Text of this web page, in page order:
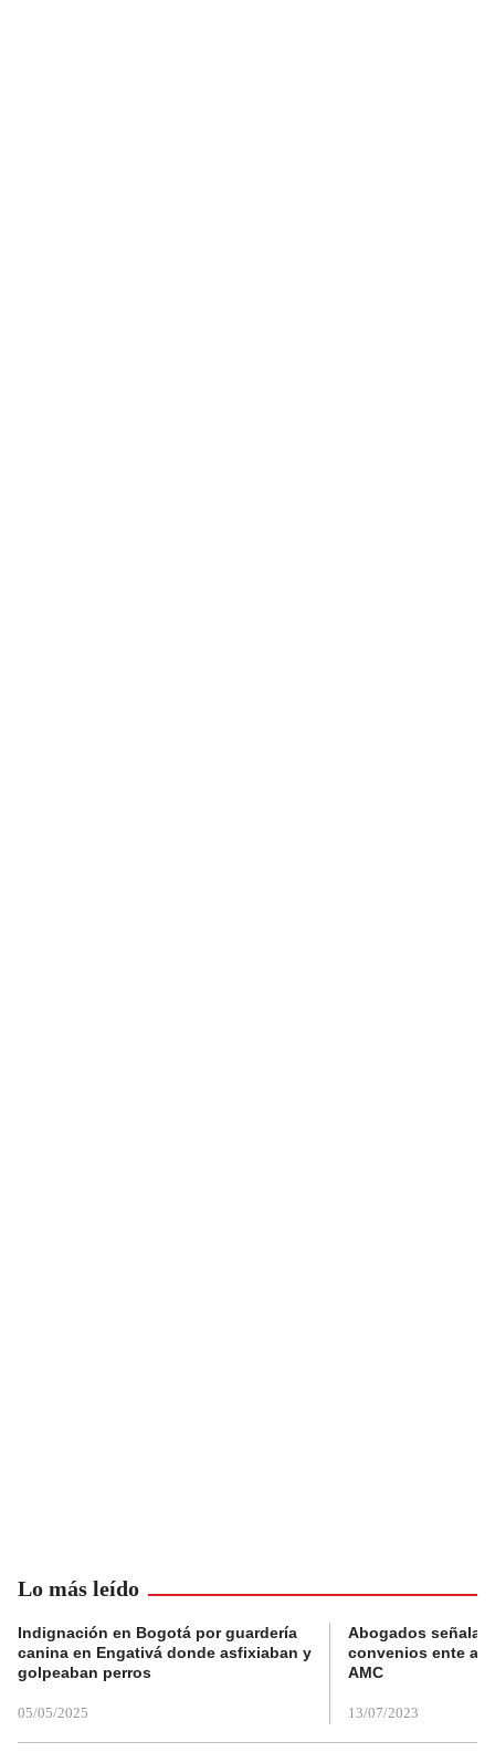
Lo más leído
Indignación en Bogotá por guardería
canina en Engativá donde asfixiaban y
golpeaban perros
05/05/2025
Abogados
convenios ente
AMC
13/07/2023